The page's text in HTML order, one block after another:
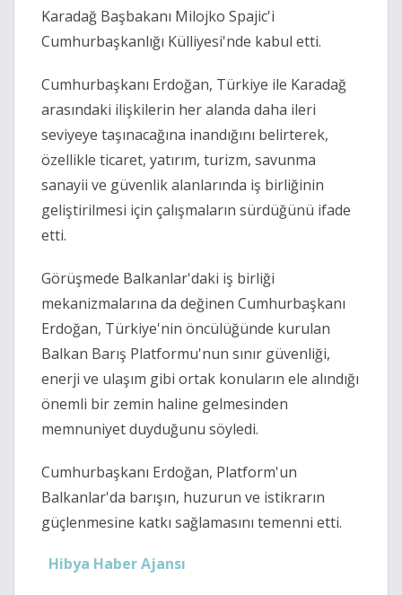
Karadağ Başbakanı Milojko Spajic'i
Cumhurbaşkanlığı Külliyesi'nde kabul etti.
Cumhurbaşkanı Erdoğan, Türkiye ile Karadağ
arasındaki ilişkilerin her alanda daha ileri
seviyeye taşınacağına inandığını belirterek,
özellikle ticaret, yatırım, turizm, savunma
sanayii ve güvenlik alanlarında iş birliğinin
geliştirilmesi için çalışmaların sürdüğünü ifade
etti.
Görüşmede Balkanlar'daki iş birliği
mekanizmalarına da değinen Cumhurbaşkanı
Erdoğan, Türkiye'nin öncülüğünde kurulan
Balkan Barış Platformu'nun sınır güvenliği,
enerji ve ulaşım gibi ortak konuların ele alındığı
önemli bir zemin haline gelmesinden
memnuniyet duyduğunu söyledi.
Cumhurbaşkanı Erdoğan, Platform'un
Balkanlar'da barışın, huzurun ve istikrarın
güçlenmesine katkı sağlamasını temenni etti.
Hibya Haber Ajansı